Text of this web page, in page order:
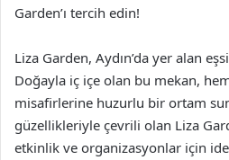
Garden’ı tercih edin!
Liza Garden, Aydın’da yer alan
Doğayla iç içe olan bu mekan,
misafirlerine huzurlu bir ortam
güzellikleriyle çevrili olan Liza
etkinlik ve organizasyonlar için